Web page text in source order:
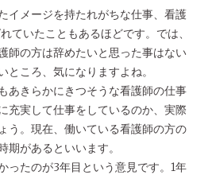
イメージを持たれがちな仕事、看護
ていたこともあるほどです。では、
師の方は辞めたいと思った事はない
ころ、気になりますよね。
あきらかにきつそうな看護師の仕事
充実して仕事をしているのか、実際
う。現在、働いている看護師の方の
期があるといいます。
ったのが3年目という意見です。1年